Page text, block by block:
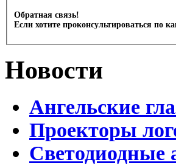
Обратная связь!
Если хотите проконсультироваться по
Новости
Ангельские
Проекторы
Светодиодные